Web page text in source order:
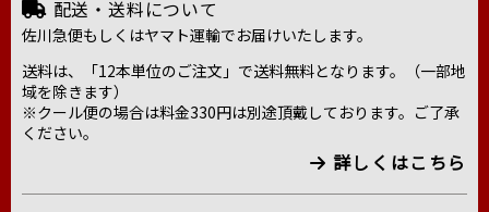
配送・送料について
佐川急便もしくはヤマト運輸でお届けいたします。
送料は、「12本単位のご注文」で送料無料となります。（一部地
域を除きます）
※クール便の場合は料金330円は別途頂戴しております。ご了承
ください。
詳しくはこちら